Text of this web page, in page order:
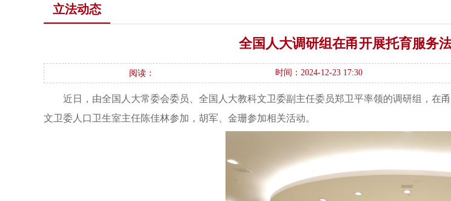
立法动态
全国人大调研组在甬开展托育服务
阅读： 时间：2024-12-23 17:30
近日，由全国人大常委会委员、全国人大教科文卫委副主任委员郑卫平率领的调研组，在
文卫委人口卫生室主任陈佳林参加，胡军、金珊参加相关活动。